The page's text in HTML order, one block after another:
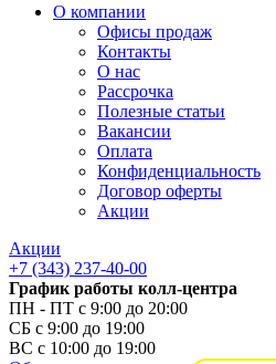
О компании
Офисы продаж
Контакты
О нас
Рассрочка
Полезные статьи
Вакансии
Оплата
Конфиденциальность
Договор оферты
Акции
Акции
+7 (343) 237-40-00
График работы колл-центра
ПН - ПТ с 9:00 до 20:00
СБ с 9:00 до 19:00
ВС с 10:00 до 19:00